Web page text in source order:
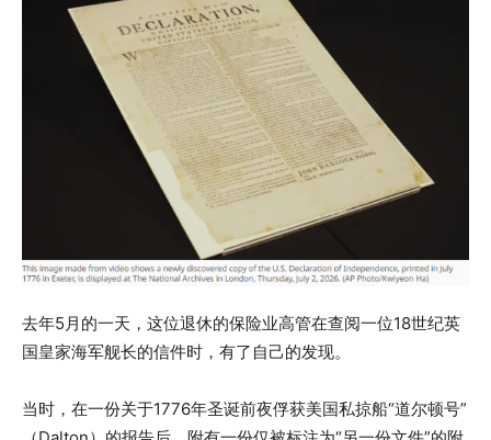
去年5月的一天，这位退休的保险业高管在查阅一位18世纪英
国皇家海军舰长的信件时，有了自己的发现。
当时，在一份关于1776年圣诞前夜俘获美国私掠船“道尔顿号”